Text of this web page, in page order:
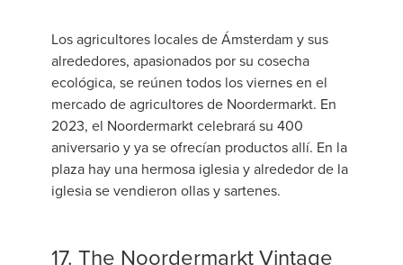
Los agricultores locales de Ámsterdam y sus
alrededores, apasionados por su cosecha
ecológica, se reúnen todos los viernes en el
mercado de agricultores de Noordermarkt. En
2023, el Noordermarkt celebrará su 400
aniversario y ya se ofrecían productos allí. En la
plaza hay una hermosa iglesia y alrededor de la
iglesia se vendieron ollas y sartenes.
17. The Noordermarkt Vintage